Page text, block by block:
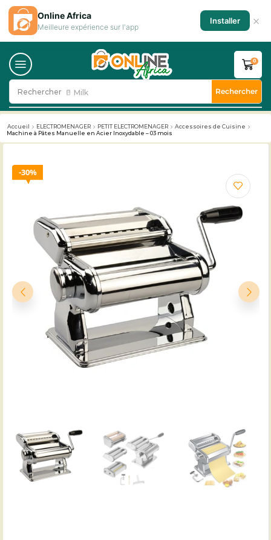
Rechercher 🥛 Milk Rechercher
0
Accueil ELECTROMENAGER PETIT ELECTROMENAGER
Accessoires de Cuisine
Machine à Pâtes Manuelle en Acier Inoxydable – 03 mois
30%
Online Africa
Meilleure expérience sur l'app
Installer ×